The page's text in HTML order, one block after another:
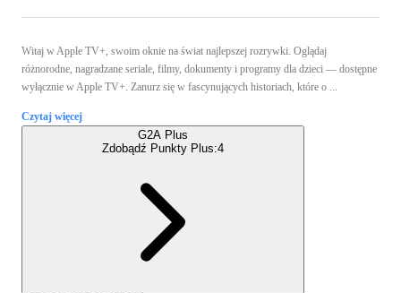
Witaj w Apple TV+, swoim oknie na świat najlepszej rozrywki. Oglądaj
różnorodne, nagradzane seriale, filmy, dokumenty i programy dla dzieci — dostępne
wyłącznie w Apple TV+. Zanurz się w fascynujących historiach, które o ...
Czytaj więcej
G2A Plus
Zdobądź Punkty Plus:4